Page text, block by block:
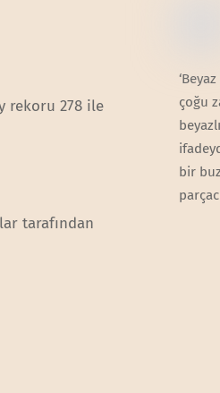
rekoru 278 ile
tarafından
çoğu
bir